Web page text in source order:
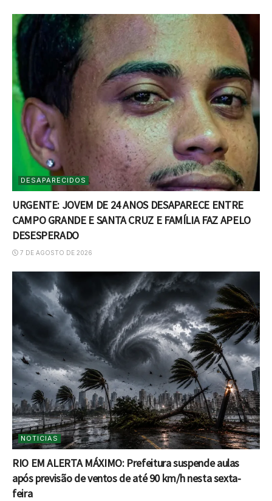
DESAPARECIDOS
URGENTE: JOVEM DE 24 ANOS DESAPARECE ENTRE
CAMPO GRANDE E SANTA CRUZ E FAMÍLIA FAZ APELO
DESESPERADO
7 DE AGOSTO DE 2026
NOTICIAS
RIO EM ALERTA MÁXIMO: Prefeitura suspende aulas
após previsão de ventos de até 90 km/h nesta sexta-
feira